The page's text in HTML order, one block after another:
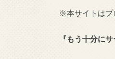
※本サイトはプ
『もう十分に